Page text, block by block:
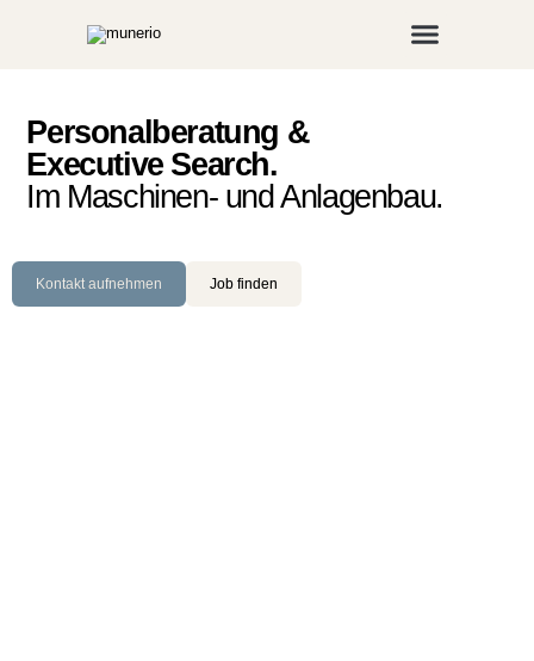
Personalberatung &
Executive Search.
Im Maschinen- und Anlagenbau.
Kontakt aufnehmen Job finden